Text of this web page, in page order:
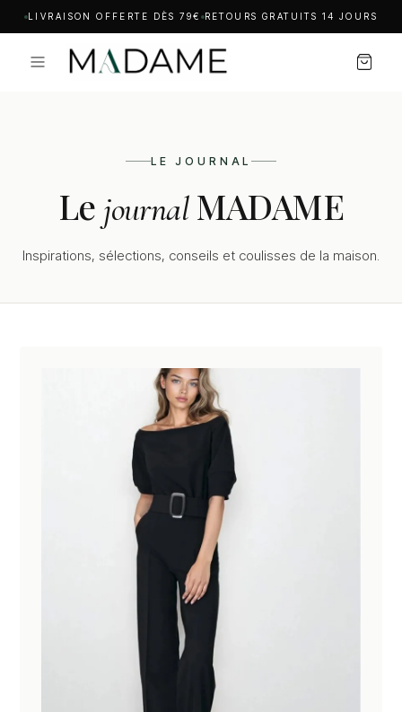
LIVRAISON OFFERTE DÈS 79€ RETOURS GRATUITS 14 JOURS
LE JOURNAL
Le journalMADAME
Inspirations, sélections, conseils et coulisses de la maison.